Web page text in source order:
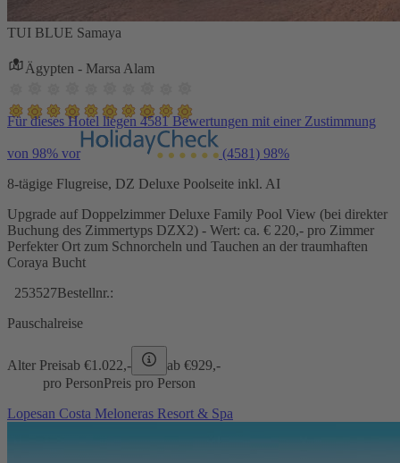
TUI BLUE Samaya
Ägypten - Marsa Alam
Für dieses Hotel liegen 4581 Bewertungen mit einer Zustimmung
von 98% vor (4581) 98%
8-tägige Flugreise, DZ Deluxe Poolseite inkl. AI
Upgrade auf Doppelzimmer Deluxe Family Pool View (bei direkter
Buchung des Zimmertyps DZX2) - Wert: ca. € 220,- pro Zimmer
Perfekter Ort zum Schnorcheln und Tauchen an der traumhaften
Coraya Bucht
253527Bestellnr.:
Pauschalreise
Alter Preisab €1.022,- ab €929,-
pro PersonPreis pro Person
Lopesan Costa Meloneras Resort & Spa